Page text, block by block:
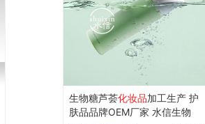
生物糖芦荟化妆品加工生产 护
肤品品牌OEM厂家 水信生物